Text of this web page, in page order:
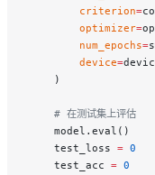
        criterion
=
        optimizer
=
        num_epochs
=
        device
=
    )
    # 在测试集上评估
    model.eval()
    test_loss
= 0
    test_acc
= 0